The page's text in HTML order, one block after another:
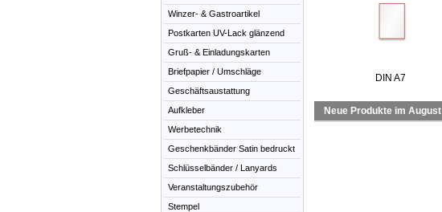
Winzer- & Gastroartikel
Postkarten UV-Lack glänzend
Gruß- & Einladungskarten
Briefpapier / Umschläge
Geschäftsaustattung
Aufkleber
Werbetechnik
Geschenkbänder Satin bedruckt
Schlüsselbänder / Lanyards
Veranstaltungszubehör
Stempel
DIN A7
Neue Produkte im August